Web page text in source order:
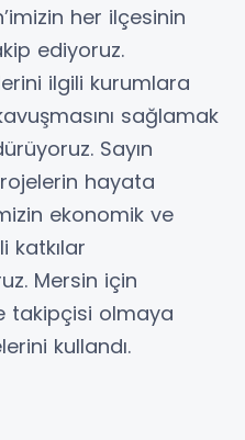
her ilçesinin
ediyoruz.
ilgili kurumlara
sağlamak
Sayın
hayata
ekonomik ve
katkılar
Mersin için
takipçisi olmaya
kullandı.